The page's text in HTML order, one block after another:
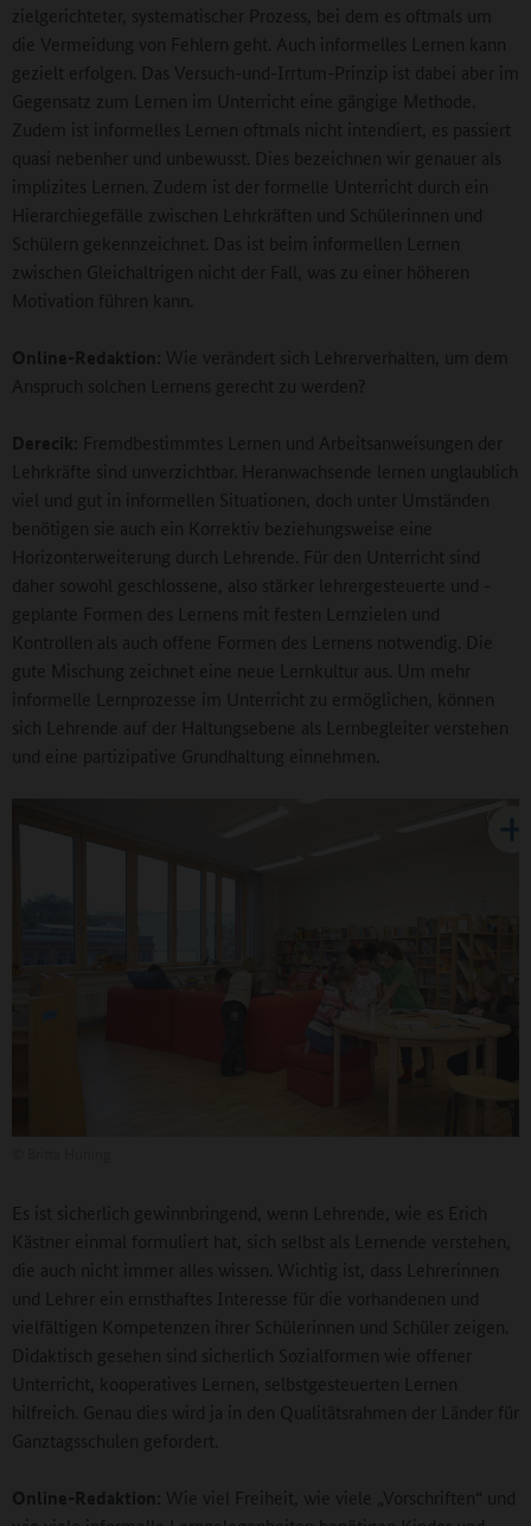
zielgerichteter, systematischer Prozess, bei dem es oftmals um
die Vermeidung von Fehlern geht. Auch informelles Lernen kann
gezielt erfolgen. Das Versuch-und-Irrtum-Prinzip ist dabei aber im
Gegensatz zum Lernen im Unterricht eine gängige Methode.
Zudem ist informelles Lernen oftmals nicht intendiert, es passiert
quasi nebenher und unbewusst. Dies bezeichnen wir genauer als
implizites Lernen. Zudem ist der formelle Unterricht durch ein
Hierarchiegefälle zwischen Lehrkräften und Schülerinnen und
Schülern gekennzeichnet. Das ist beim informellen Lernen
zwischen Gleichaltrigen nicht der Fall, was zu einer höheren
Motivation führen kann.
Online-Redaktion: Wie verändert sich Lehrerverhalten, um dem
Anspruch solchen Lernens gerecht zu werden?
Derecik: Fremdbestimmtes Lernen und Arbeitsanweisungen der
Lehrkräfte sind unverzichtbar. Heranwachsende lernen unglaublich
viel und gut in informellen Situationen, doch unter Umständen
benötigen sie auch ein Korrektiv beziehungsweise eine
Horizonterweiterung durch Lehrende. Für den Unterricht sind
daher sowohl geschlossene, also stärker lehrergesteuerte und -
geplante Formen des Lernens mit festen Lernzielen und
Kontrollen als auch offene Formen des Lernens notwendig. Die
gute Mischung zeichnet eine neue Lernkultur aus. Um mehr
informelle Lernprozesse im Unterricht zu ermöglichen, können
sich Lehrende auf der Haltungsebene als Lernbegleiter verstehen
und eine partizipative Grundhaltung einnehmen.
Es ist sicherlich gewinnbringend, wenn Lehrende, wie es Erich
Kästner einmal formuliert hat, sich selbst als Lernende verstehen,
die auch nicht immer alles wissen. Wichtig ist, dass Lehrerinnen
und Lehrer ein ernsthaftes Interesse für die vorhandenen und
vielfältigen Kompetenzen ihrer Schülerinnen und Schüler zeigen.
Didaktisch gesehen sind sicherlich Sozialformen wie offener
Unterricht, kooperatives Lernen, selbstgesteuerten Lernen
hilfreich. Genau dies wird ja in den Qualitätsrahmen der Länder für
Ganztagsschulen gefordert.
Online-Redaktion: Wie viel Freiheit, wie viele „Vorschriften“ und